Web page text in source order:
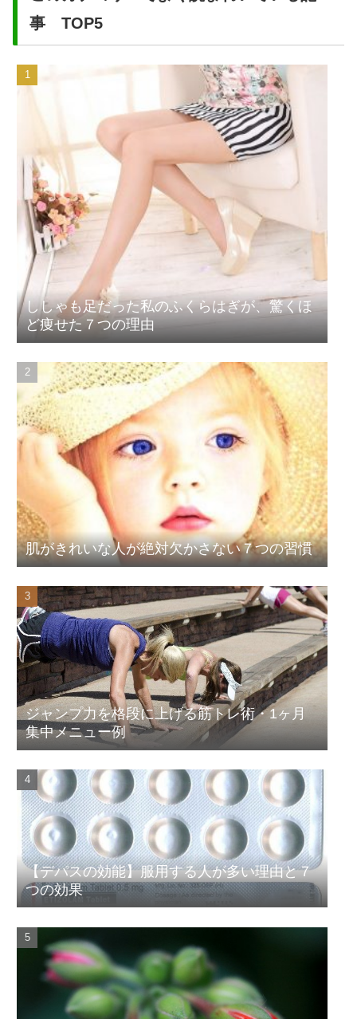
事 TOP5
ししゃも足だった私のふくらはぎが、驚くほ
ど痩せた７つの理由
肌がきれいな人が絶対欠かさない７つの習慣
ジャンプ力を格段に上げる筋トレ術・1ヶ月
集中メニュー例
【デパスの効能】服用する人が多い理由と７
つの効果